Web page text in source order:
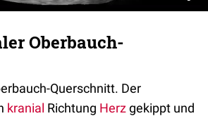
Oberbauch-
Querschnitt. Der
kranial Richtung Herzgekippt und